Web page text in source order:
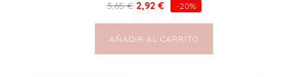
3,65€ 2,92 € -20%
AÑADIR AL CARRITO